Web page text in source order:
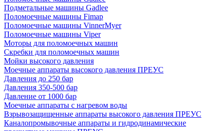
Подметальные машины Gadlee
Поломоечные машины Fimap
Поломоечные машины VinnerMyer
Поломоечные машины Viper
Моторы для поломоечных машин
Скребки для поломоечных машин
Мойки высокого давления
Моечные аппараты высокого давления ПРЕУС
Давления до 250 бар
Давления 350-500 бар
Давление от 1000 бар
Моечные аппараты с нагревом воды
Взрывозащищенные аппараты высокого давления ПРЕУС
Каналопромывочные аппараты и гидродинамические